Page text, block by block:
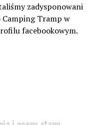
zadysponowani
Tramp w
facebookowym.